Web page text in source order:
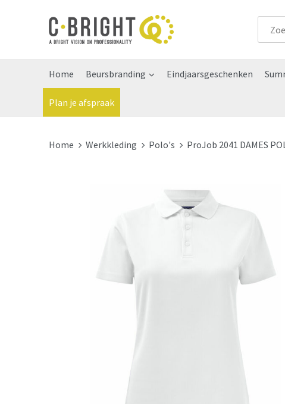
Home Beursbranding Eindjaarsgeschenken
Plan je afspraak
Home Werkkleding Polo's ProJob 2041 DAMES